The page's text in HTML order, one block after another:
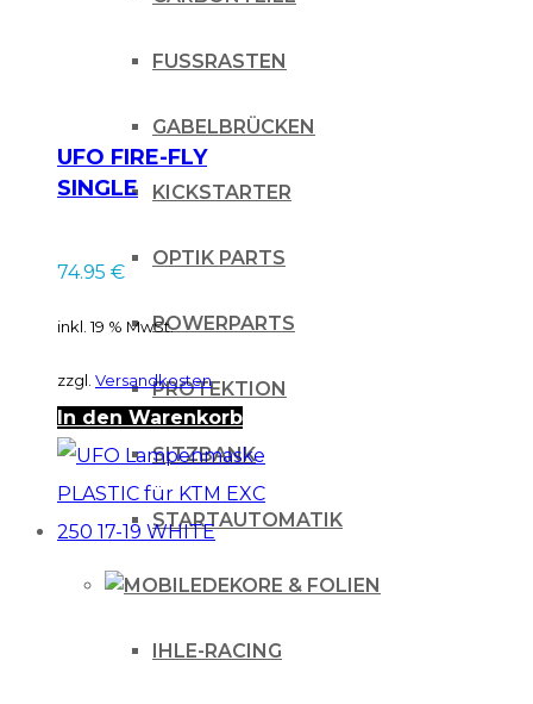
FUSSRASTEN
GABELBRÜCKEN
KICKSTARTER
OPTIK PARTS
POWERPARTS
PROTEKTION
SITZBANK
STARTAUTOMATIK
DEKORE & FOLIEN
IHLE-RACING
UFO FIRE-FLY
SINGLE
(12V/35W) WHITE
74.95 €
inkl. 19 % MwSt.
zzgl. Versandkosten
In den Warenkorb